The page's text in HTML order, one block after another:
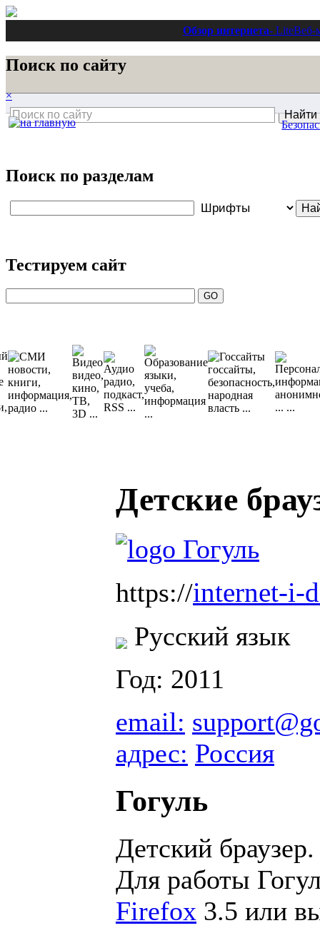
Обзор интернета- LiteВеб-
Поиск по сайту
×
Поиск по разделам
Тестируем сайт
Детские
https://internet-i-
Русский язык
Год: 2011
email:
адрес: Россия
Гогуль
Детский браузер.
Для работы
Firefox 3.5 или